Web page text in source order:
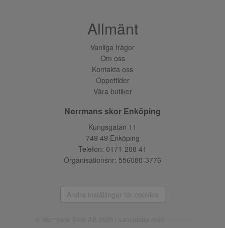
Allmänt
Vanliga frågor
Om oss
Kontakta oss
Öppettider
Våra butiker
Norrmans skor Enköping
Kungsgatan 11
749 49 Enköping
Telefon: 0171-208 41
Organisationsnr: 556080-3776
Ändra inställingar för cookies